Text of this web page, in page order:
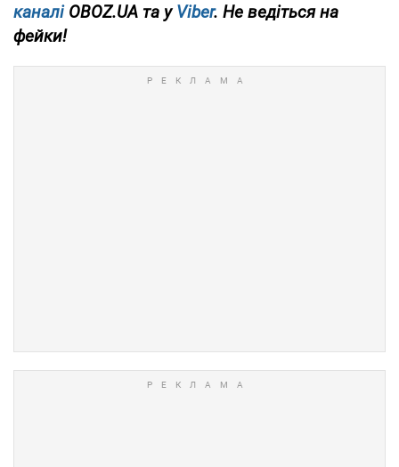
каналіOBOZ.UA та уViber. Не ведіться на
фейки!